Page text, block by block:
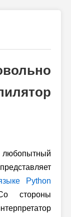
Python
стороны